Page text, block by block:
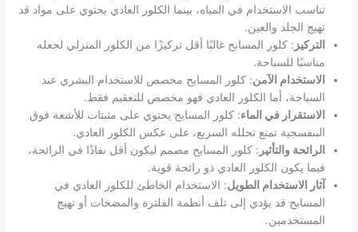
تناسب الاستخدام في المياه، بينما الكلور العادي يحتوي على مواد قد
تهيج الجلد والعين.
التركيز : كلور المسابح غالبًا أقل تركيزًا من الكلور المنزلي لجعله
مناسبًا للسباحة.
الاستخدام الآمن: كلور المسابح مخصص للاستخدام البشري عند
السباحة، أما الكلور العادي فهو مخصص للتعقيم فقط.
الاستقرار في الماء: كلور المسابح يحتوي على مثبتات للأشعة فوق
البنفسجية تمنع تحلله السريع، على عكس الكلور العادي.
الرائحة والتأثير : كلور المسابح مصمم ليكون أقل نفاذًا في الرائحة،
فيما يكون الكلور العادي ذو رائحة قوية.
آثار الاستخدام الطويل: الاستخدام الخاطئ للكلور العادي في
المسابح قد يؤدي إلى تلف أنظمة الفلترة والمضخات أو تهيج
المستخدمين.